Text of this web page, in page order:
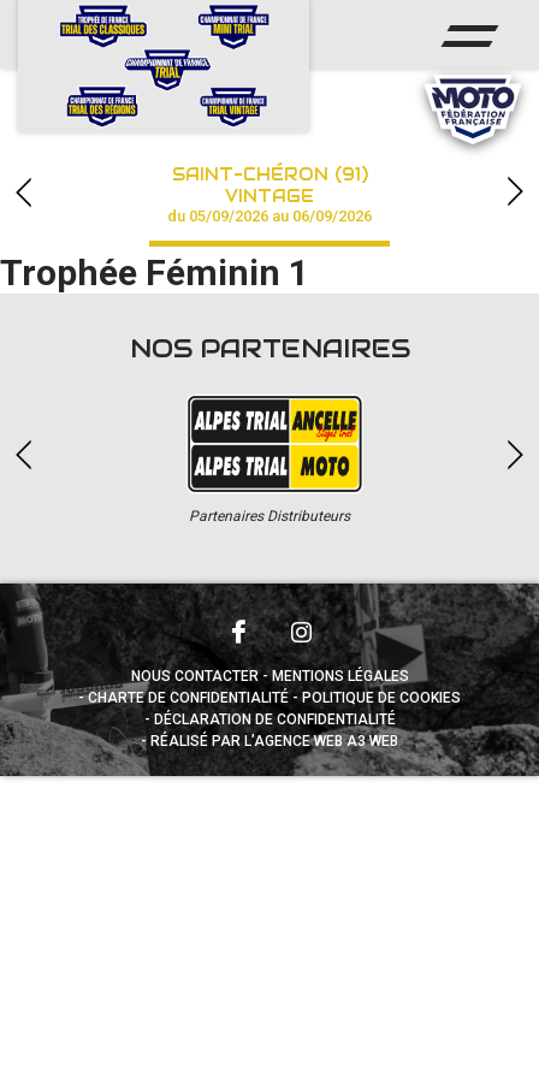
ACCUEIL
CALENDRIER
CHAMPIONNAT
RÉSULTATS
PHOTOS / VIDÉOS
PARTENAIRES
SAINT-CHÉRON (91)
VINTAGE
du 05/09/2026 au 06/09/2026
Trophée Féminin 1
NOS PARTENAIRES
Partenaires Distributeurs
NOUS CONTACTER
MENTIONS LÉGALES
CHARTE DE CONFIDENTIALITÉ
POLITIQUE DE COOKIES
DÉCLARATION DE CONFIDENTIALITÉ
RÉALISÉ PAR L’AGENCE WEB A3 WEB